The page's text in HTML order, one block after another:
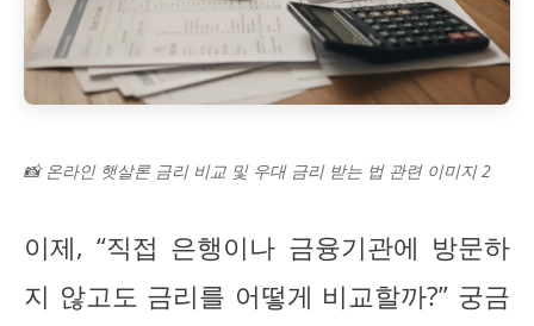
📸 온라인 햇살론 금리 비교 및 우대 금리 받는 법 관련 이미지 2
이제, “직접 은행이나 금융기관에 방문하
지 않고도 금리를 어떻게 비교할까?” 궁금